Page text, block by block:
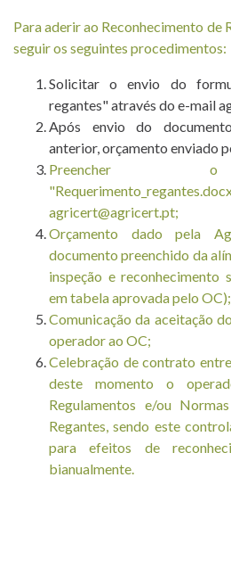
新
闻
T. +351 268 625 026 | F.
+351 268 626 546 | E.
agricert@agricert.pt
Para aderir ao Reconhecimento de
seguir os seguintes procedimentos:
Solicitar o envio do
regantes" através do e-mail
Após envio do
anterior, orçamento enviado
Preencher o
"
agricert@agricert.pt;
Orçamento dado pela
documento preenchido da
inspeção e reconhecimento
em tabela aprovada pelo OC);
Comunicação da aceitação
operador ao OC;
Celebração de contrato
deste momento o
Regulamentos e/ou
Regantes, sendo este
para efeitos de
bianualmente.